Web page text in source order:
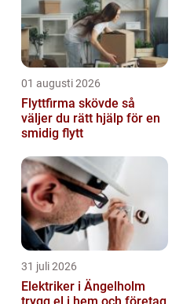
01 augusti 2026
Flyttfirma skövde så
väljer du rätt hjälp för en
smidig flytt
31 juli 2026
Elektriker i Ängelholm